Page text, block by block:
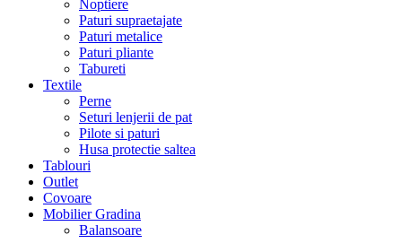
Noptiere
Paturi supraetajate
Paturi metalice
Paturi pliante
Tabureti
Textile
Perne
Seturi lenjerii de pat
Pilote si paturi
Husa protectie saltea
Tablouri
Outlet
Covoare
Mobilier Gradina
Balansoare